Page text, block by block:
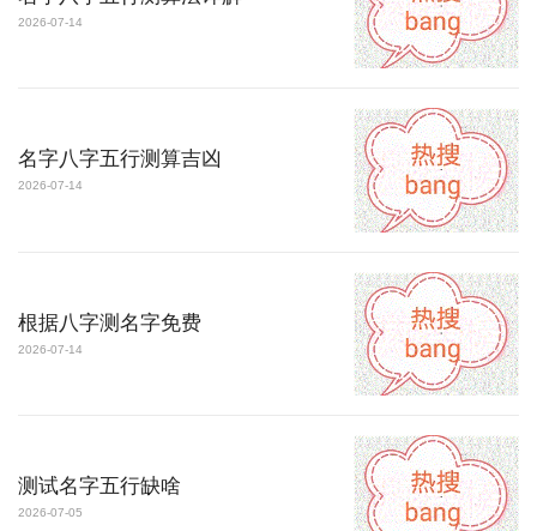
2026-07-14
名字八字五行测算吉凶
2026-07-14
根据八字测名字免费
2026-07-14
测试名字五行缺啥
2026-07-05